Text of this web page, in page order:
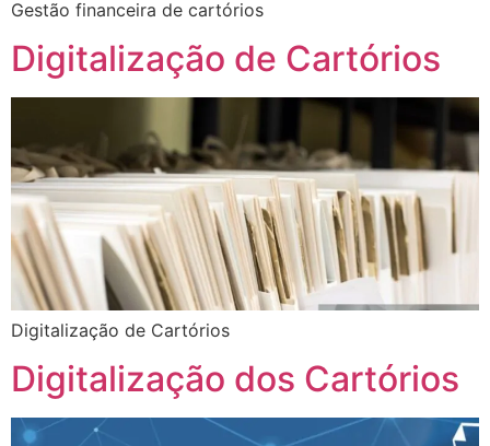
Gestão financeira de cartórios
Digitalização de Cartórios
Digitalização de Cartórios
Digitalização dos Cartórios